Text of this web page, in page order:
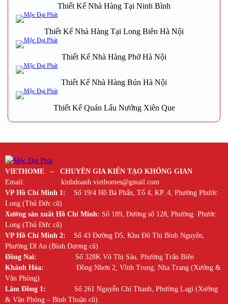
Thiết Kế Nhà Hàng Tại Ninh Bình
Thiết Kế Nhà Hàng Tại Long Biên Hà Nội
Thiết Kế Nhà Hàng Phở Hà Nội
Thiết Kế Nhà Hàng Bún Hà Nội
Thiết Kế Quán Lẩu Nướng Xiên Que
VIETHOME – CHUYÊN GIA KIẾN TẠO KHÔNG GIAN
Email: kinhdoanh.viethomes@gmail.com
VP Hồ Chí Minh 1: Số 19/4 Hồ Bá Phấn, Tổ 4, KP. 4, Phường Phước
Long (Thủ Đức cũ)
Xưởng sản xuất Hồ Chí Minh: Số 189, Đường số 128, Phường Phước
Long (Thủ Đức cũ)
VP Hồ Chí Minh 2: Số 43 Đường D5, Khu Đô Thị Bình Nguyên,
Phường Dĩ An (Bình Dương cũ)
Đồng Nai: Số 328K Võ Thị Sáu, Phường Trấn Biên
Khánh Hòa: Đồng Nhơn 2, Vĩnh Trung, Nha Trang (Xưởng &
Văn Phòng)
Lâm Đồng 1: Số 261 Nguyễn Chí Thanh, Phường Lagi (Xưởng
& Văn Phòng – Bình Thuận cũ)